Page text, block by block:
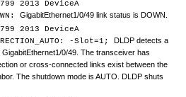
2013 DeviceA
GigabitEthernet1/0/49link status is DOWN.
2013 DeviceA
-Slot=1; DLDP detects a
1/0/49. The transceiver has
or cross-connected links exist between the
The shutdown mode is AUTO. DLDP shuts